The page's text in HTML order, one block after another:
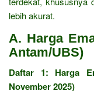
lebih akurat.
A. Harga
Antam/UBS)
Daftar 1: Harga
November 2025)